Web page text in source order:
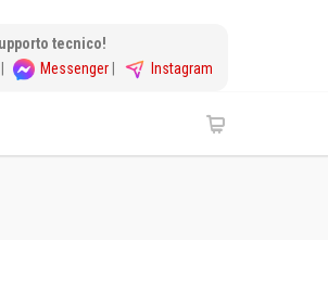
tecnico!
Messenger Instagram